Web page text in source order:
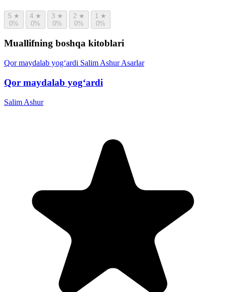
5 ★
0%
4 ★
0%
3 ★
0%
2 ★
0%
1 ★
0%
Muallifning boshqa kitoblari
Qor maydalab yog‘ardi Salim Ashur Asarlar
Qor maydalab yog‘ardi
Salim Ashur